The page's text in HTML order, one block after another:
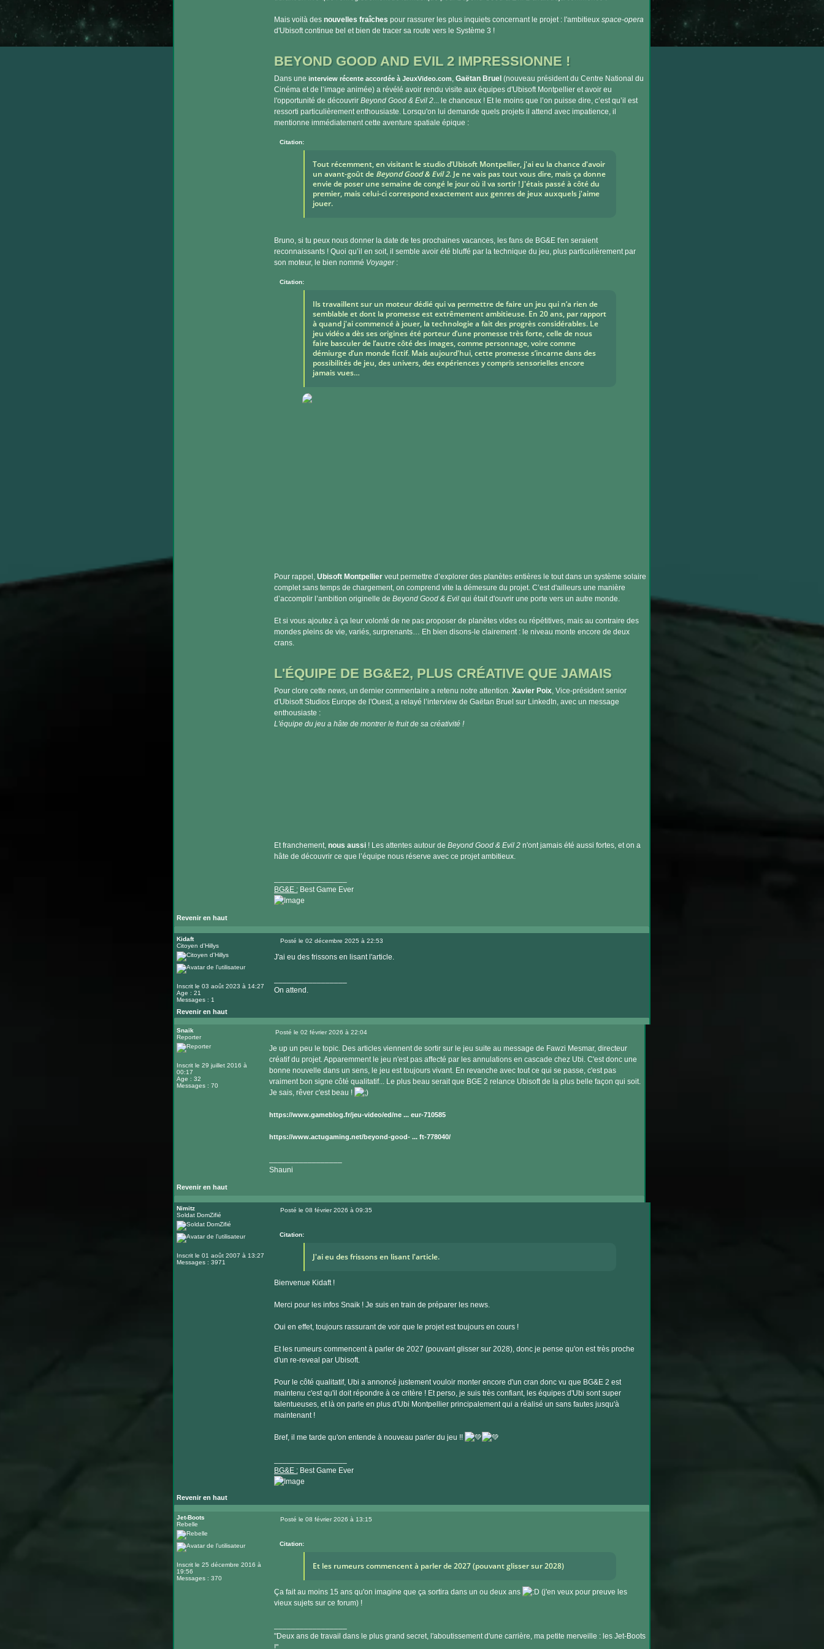
Mais voilà des nouvelles fraîches pour rassurer les plus inquiets concernant le projet : l'ambitieux space-opera
d'Ubisoft continue bel et bien de tracer sa route vers le Système 3 !
BEYOND GOOD AND EVIL 2 IMPRESSIONNE !
Dans une interview récente accordée à JeuxVideo.com, Gaëtan Bruel (nouveau président du Centre National du
Cinéma et de l’image animée) a révélé avoir rendu visite aux équipes d'Ubisoft Montpellier et avoir eu
l'opportunité de découvrir Beyond Good & Evil 2... le chanceux ! Et le moins que l’on puisse dire, c’est qu’il est
ressorti particulièrement enthousiaste. Lorsqu'on lui demande quels projets il attend avec impatience, il
mentionne immédiatement cette aventure spatiale épique :
Citation:
Tout récemment, en visitant le studio d’Ubisoft Montpellier, j'ai eu la chance d'avoir
un avant-goût de Beyond Good & Evil 2. Je ne vais pas tout vous dire, mais ça donne
envie de poser une semaine de congé le jour où il va sortir ! J'étais passé à côté du
premier, mais celui-ci correspond exactement aux genres de jeux auxquels j'aime
jouer.
Bruno, si tu peux nous donner la date de tes prochaines vacances, les fans de BG&E t'en seraient
reconnaissants ! Quoi qu’il en soit, il semble avoir été bluffé par la technique du jeu, plus particulièrement par
son moteur, le bien nommé Voyager:
Citation:
Ils travaillent sur un moteur dédié qui va permettre de faire un jeu qui n’a rien de
semblable et dont la promesse est extrêmement ambitieuse. En 20 ans, par rapport
à quand j'ai commencé à jouer, la technologie a fait des progrès considérables. Le
jeu vidéo a dès ses origines été porteur d’une promesse très forte, celle de nous
faire basculer de l’autre côté des images, comme personnage, voire comme
démiurge d’un monde fictif. Mais aujourd'hui, cette promesse s’incarne dans des
possibilités de jeu, des univers, des expériences y compris sensorielles encore
jamais vues…
Pour rappel, Ubisoft Montpellierveut permettre d’explorer des planètes entières le tout dans un système solaire
complet sans temps de chargement, on comprend vite la démesure du projet. C’est d'ailleurs une manière
d’accomplir l’ambition originelle de Beyond Good & Evilqui était d'ouvrir une porte vers un autre monde.
Et si vous ajoutez à ça leur volonté de ne pas proposer de planètes vides ou répétitives, mais au contraire des
mondes pleins de vie, variés, surprenants… Eh bien disons-le clairement : le niveau monte encore de deux
crans.
L'ÉQUIPE DE BG&E2, PLUS CRÉATIVE QUE JAMAIS
Pour clore cette news, un dernier commentaire a retenu notre attention. Xavier Poix, Vice-président senior
d'Ubisoft Studios Europe de l'Ouest, a relayé l’interview de Gaëtan Bruel sur LinkedIn, avec un message
enthousiaste :
L'équipe du jeu a hâte de montrer le fruit de sa créativité !
Et franchement, nous aussi! Les attentes autour de Beyond Good & Evil 2n'ont jamais été aussi fortes, et on a
hâte de découvrir ce que l’équipe nous réserve avec ce projet ambitieux.
BG&E :Best Game Ever
Revenir en haut
le
site
Kidaft
Citoyen d'Hillys
Inscrit le 03 août 2023 à 14:27
Age : 21
Messages : 1
Posté le 02 décembre 2025 à 22:53
J'ai eu des frissons en lisant l'article.
On attend.
Revenir en haut
Snaik
Reporter
Inscrit le 29 juillet 2016 à
00:17
Age : 32
Messages : 70
Posté le 02 février 2026 à 22:04
Je up un peu le topic. Des articles viennent de sortir sur le jeu suite au message de Fawzi Mesmar, directeur
créatif du projet. Apparemment le jeu n'est pas affecté par les annulations en cascade chez Ubi. C'est donc une
bonne nouvelle dans un sens, le jeu est toujours vivant. En revanche avec tout ce qui se passe, c'est pas
vraiment bon signe côté qualitatif... Le plus beau serait que BGE 2 relance Ubisoft de la plus belle façon qui soit.
Je sais, rêver c'est beau !
https://www.gameblog.fr/jeu-video/ed/ne ... eur-710585
https://www.actugaming.net/beyond-good- ... ft-778040/
Shauni
Revenir en haut
Nimitz
Soldat DomZifié
Inscrit le 01 août 2007 à 13:27
Messages : 3971
Posté le 08 février 2026 à 09:35
Citation:
J'ai eu des frissons en lisant l'article.
Bienvenue Kidaft !
Merci pour les infos Snaik ! Je suis en train de préparer les news.
Oui en effet, toujours rassurant de voir que le projet est toujours en cours !
Et les rumeurs commencent à parler de 2027 (pouvant glisser sur 2028), donc je pense qu'on est très proche
d'un re-reveal par Ubisoft.
Pour le côté qualitatif, Ubi a annoncé justement vouloir monter encore d'un cran donc vu que BG&E 2 est
maintenu c'est qu'il doit répondre à ce critère ! Et perso, je suis très confiant, les équipes d'Ubi sont super
talentueuses, et là on parle en plus d'Ubi Montpellier principalement qui a réalisé un sans fautes jusqu'à
maintenant !
Bref, il me tarde qu'on entende à nouveau parler du jeu !!
BG&E :Best Game Ever
Revenir en haut
Visiter
site
Jet-Boots
Rebelle
Inscrit le 25 décembre 2016 à
19:56
Messages : 370
Posté le 08 février 2026 à 13:15
Citation:
Et les rumeurs commencent à parler de 2027 (pouvant glisser sur 2028)
Ça fait au moins 15 ans qu'on imagine que ça sortira dans un ou deux ans
(j'en veux pour preuve les
vieux sujets sur ce forum) !
"Deux ans de travail dans le plus grand secret, l'aboutissement d'une carrière, ma petite merveille : les Jet-Boots
!"